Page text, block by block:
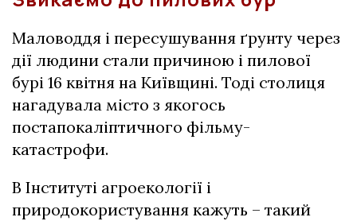
Маловоддя і пересушування ґрунту через
дії людини стали причиною і пилової
бурі 16 квітня на Київщині. Тоді столиця
нагадувала місто з якогось
постапокаліптичного фільму-
катастрофи.
В Інституті агроекології і
природокористування кажуть – такий